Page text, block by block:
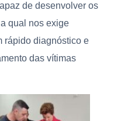
de desenvolver os
qual nos exige
rápido diagnóstico e
das vítimas